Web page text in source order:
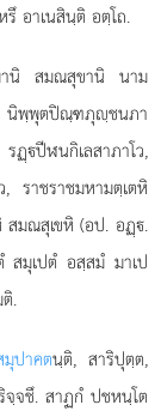
อาเนสินฺติ อตฺโถ.
นิ สมณสุขานิ นาม
นิพฺพุตปิณฺฑภุฺชนภา
ฏฺปีฬนกิเลสาภาโว,
ราชราชมหามตฺเตหิ
มณสุเขหิ (อป. อฏฺ.
สมุเปตํ อสฺสมํ มาเป
.
มุปาคตนฺติ, สาริปุตฺต,
จชึ. สาฏกํ ปชหนฺโต